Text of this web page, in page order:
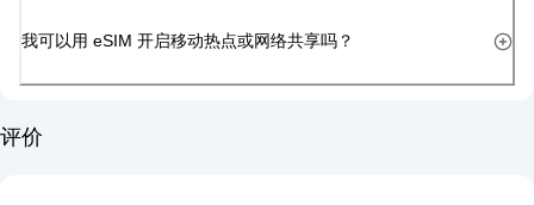
我可以用 eSIM 开启移动热点或网络共享吗？
评价